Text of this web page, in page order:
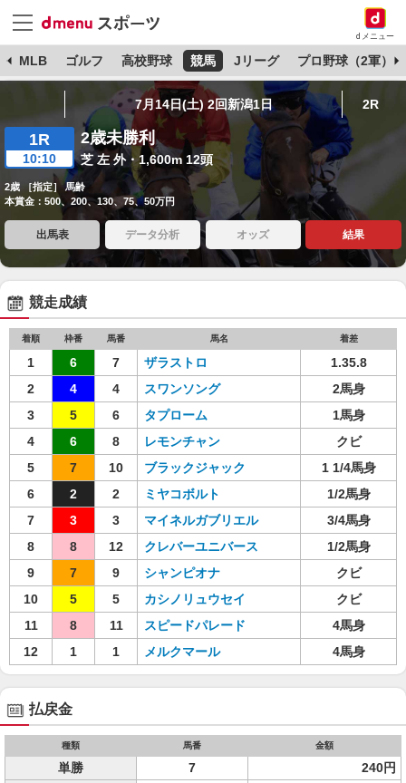
dメニュー
MLB ゴルフ 高校野球 競馬 Jリーグ プロ野球（2軍）
7月14日(土) 2回新潟1日 2R
1R
10:10
2歳未勝利
芝 左 外・1,600m 12頭
2歳 ［指定］ 馬齢
本賞金：500、200、130、75、50万円
出馬表 データ分析 オッズ 結果
競走成績
着順 枠番 馬番 馬名 着差
1 6 7 ザラストロ
1.35.8
2
4 4 スワンソング
2馬身
3
5 6 タプローム
1馬身
4
6 8 レモンチャン
クビ
5
7 10 ブラックジャック
1 1/4馬身
6
2 2 ミヤコボルト
1/2馬身
7
3 3 マイネルガブリエル
3/4馬身
8
8 12 クレバーユニバース
1/2馬身
9
7 9 シャンピオナ
クビ
10
5 5 カシノリュウセイ
クビ
11
8 11 スピードパレード
4馬身
12
1 1 メルクマール 4馬身
払戻金
種類 馬番 金額
単勝 7 240円